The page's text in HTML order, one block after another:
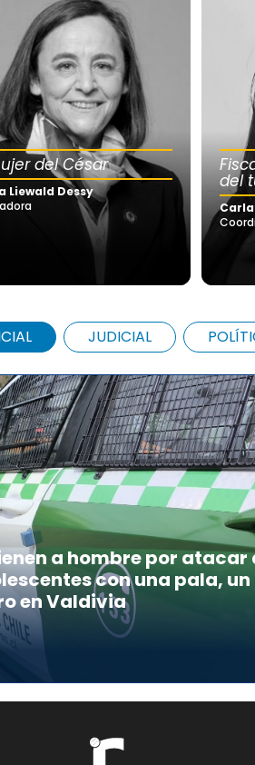
del César
Liewald Dessy
del
JUDICIAL
a hombre por atacar
con una pala,
en Valdivia